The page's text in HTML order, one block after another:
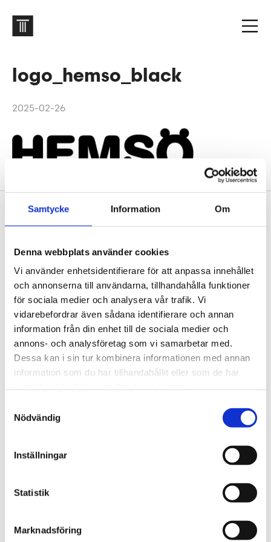
Samtycke Information Om
Denna webbplats använder cookies
Vi använder enhetsidentifierare för att anpassa innehållet
och annonserna till användarna, tillhandahålla funktioner
för sociala medier och analysera vår trafik. Vi
vidarebefordrar även sådana identifierare och annan
information från din enhet till de sociala medier och
annons- och analysföretag som vi samarbetar med.
Dessa kan i sin tur kombinera informationen med annan
information som du har tillhandahållit eller som de har
Nödvändig
Inställningar
Statistik
Marknadsföring
logo_hemso_black
2025-02-26
Footer
Contact us
enquiry, we look forward to hearing from you.
We are Tengbom
We create sustainable and beautiful architecture
that strenghtens our clients as well as our society.
Work with us
help us make the world a better place.
Our services
any kind of building or space. How may we help